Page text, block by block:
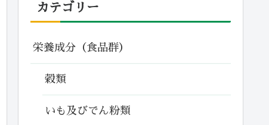
カテゴリー
栄養成分（食品群）
穀類
いも及びでん粉類